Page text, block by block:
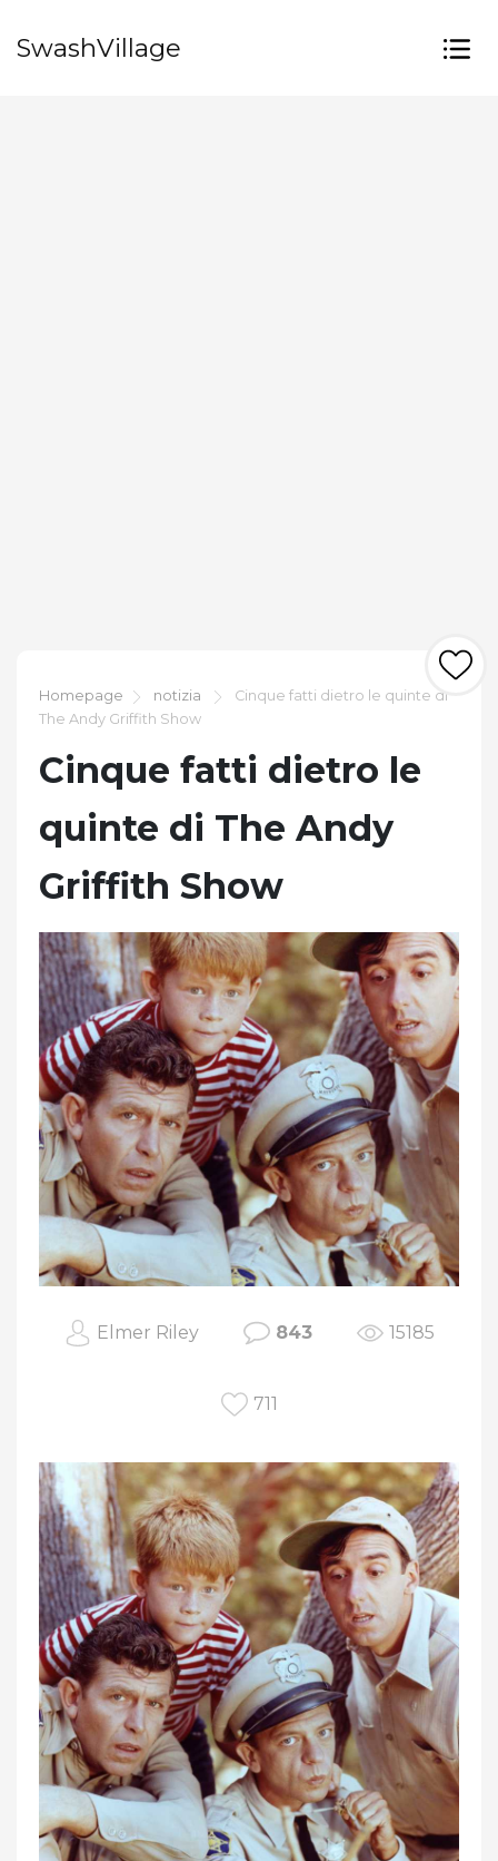
SwashVillage
Homepage notizia
Cinque fatti dietro le quinte di
The Andy Griffith Show
Cinque fatti dietro le
quinte di The Andy
Griffith Show
Elmer Riley 843 15185
711